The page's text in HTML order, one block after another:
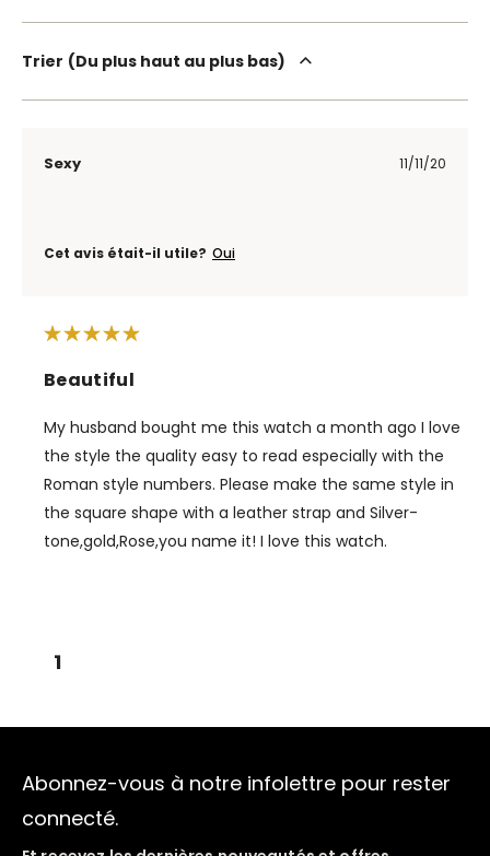
Trier Du plus haut au plus bas
Sexy 11/11/20
Cet avis était-il utile? Oui
Beautiful
My husband bought me this watch a month ago I love
the style the quality easy to read especially with the
Roman style numbers. Please make the same style in
the square shape with a leather strap and Silver-
tone,gold,Rose,you name it! I love this watch.
1
Abonnez-vous à notre infolettre pour rester
connecté.